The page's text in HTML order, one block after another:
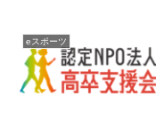
eスポーツ